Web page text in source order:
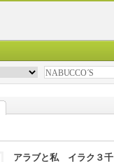
アラブと私 イラク３千